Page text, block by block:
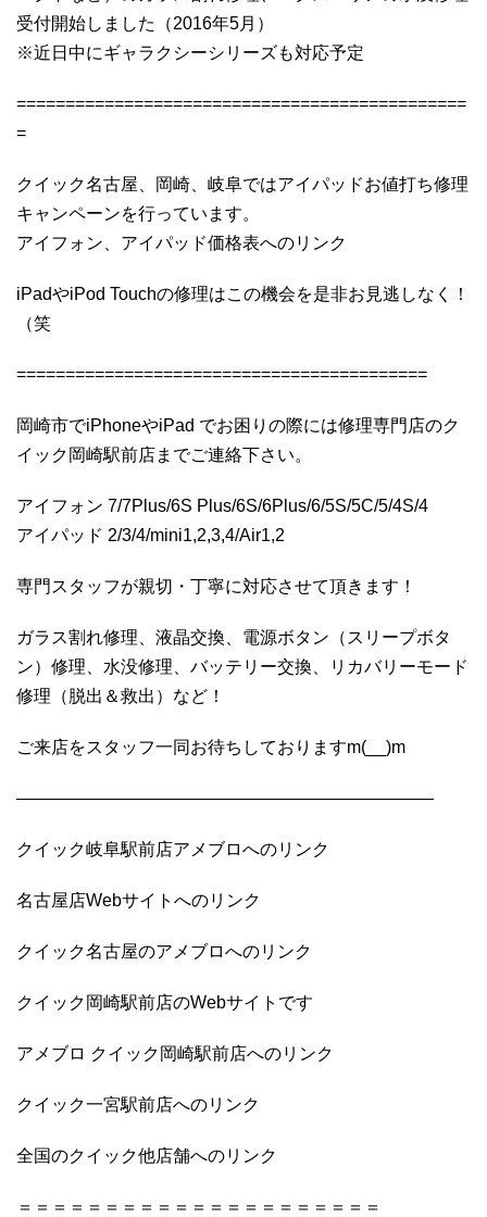
受付開始しました（2016年5月）
※近日中にギャラクシーシリーズも対応予定
==============================================
=
クイック名古屋、岡崎、岐阜ではアイパッドお値打ち修理
キャンペーンを行っています。
アイフォン、アイパッド価格表へのリンク
iPadやiPod Touchの修理はこの機会を是非お見逃しなく！
（笑
==========================================
岡崎市でiPhoneやiPad でお困りの際には修理専門店のク
イック岡崎駅前店までご連絡下さい。
アイフォン 7/7Plus/6S Plus/6S/6Plus/6/5S/5C/5/4S/4
アイパッド 2/3/4/mini1,2,3,4/Air1,2
専門スタッフが親切・丁寧に対応させて頂きます！
ガラス割れ修理、液晶交換、電源ボタン（スリープボタ
ン）修理、水没修理、バッテリー交換、リカバリーモード
修理（脱出＆救出）など！
ご来店をスタッフ一同お待ちしておりますm(__)m
————————————————————————
クイック岐阜駅前店アメブロへのリンク
名古屋店Webサイトへのリンク
クイック名古屋のアメブロへのリンク
クイック岡崎駅前店のWebサイトです
アメブロ クイック岡崎駅前店へのリンク
クイック一宮駅前店へのリンク
全国のクイック他店舗へのリンク
＝＝＝＝＝＝＝＝＝＝＝＝＝＝＝＝＝＝＝＝＝